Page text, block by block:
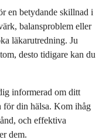
en betydande skillnad i
balansproblem eller
läkarutredning. Ju
desto tidigare kan du
informerad om ditt
för din hälsa. Kom ihåg
och effektiva
dem.